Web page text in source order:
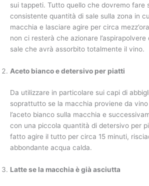
sui tappeti. Tutto quello che dovremo fare
consistente quantità di sale sulla zona in
macchia e lasciare agire per circa
non ci resterà che azionare
sale che avrà assorbito totalmente il vino.
Aceto bianco e detersivo per piatti
Da utilizzare in particolare sui capi di
soprattutto se la macchia proviene da
l’aceto bianco sulla macchia e
con una piccola quantità di detersivo per
fatto agire il tutto per circa 15 minuti,
abbondante acqua calda.
Latte se la macchia è già asciutta